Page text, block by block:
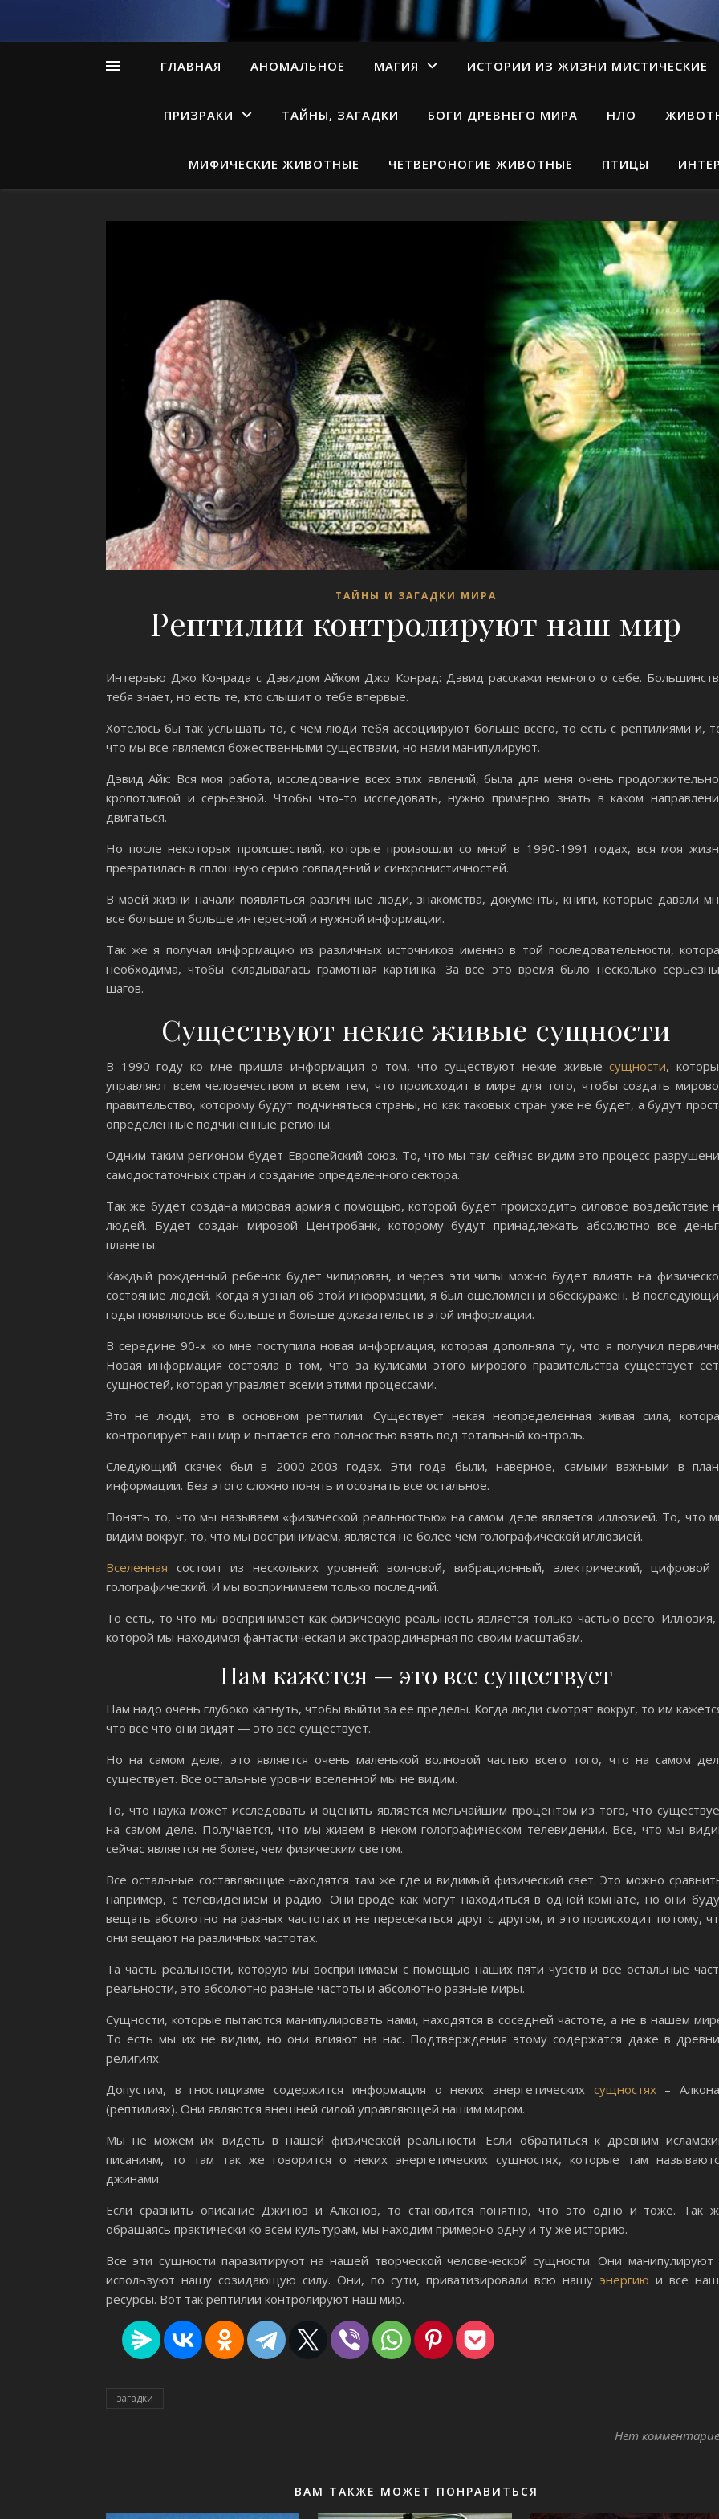
ГЛАВНАЯ АНОМАЛЬНОЕ МАГИЯ ИСТОРИИ ИЗ ЖИЗНИ МИСТИЧЕСКИЕ
ПРИЗРАКИ ТАЙНЫ, ЗАГАДКИ БОГИ ДРЕВНЕГО МИРА НЛО
МИФИЧЕСКИЕ ЖИВОТНЫЕ ЧЕТВЕРОНОГИЕ ЖИВОТНЫЕ ПТИЦЫ
ТАЙНЫ И ЗАГАДКИ МИРА
Рептилии контролируют наш мир
Интервью Джо Конрада с Дэвидом Айком Джо Конрад: Дэвид расскажи немного о себе.
тебя знает, но есть те, кто слышит о тебе впервые.
Хотелось бы так услышать то, с чем люди тебя ассоциируют больше всего, то есть с рептилиями и,
что мы все являемся божественными существами, но нами манипулируют.
Дэвид Айк: Вся моя работа, исследование всех этих явлений, была для меня очень
кропотливой и серьезной. Чтобы что-то исследовать, нужно примерно знать в каком
двигаться.
Но после некоторых происшествий, которые произошли со мной в 1990-1991 годах, вся моя
превратилась в сплошную серию совпадений и синхронистичностей.
В моей жизни начали появляться различные люди, знакомства, документы, книги, которые давали
все больше и больше интересной и нужной информации.
Так же я получал информацию из различных источников именно в той последовательности,
необходима, чтобы складывалась грамотная картинка. За все это время было несколько
шагов.
Существуют некие живые сущности
В 1990 году ко мне пришла информация о том, что существуют некие живыесущности,
управляют всем человечеством и всем тем, что происходит в мире для того, чтобы создать
правительство, которому будут подчиняться страны, но как таковых стран уже не будет, а будут
определенные подчиненные регионы.
Одним таким регионом будет Европейский союз. То, что мы там сейчас видим это процесс
самодостаточных стран и создание определенного сектора.
Так же будет создана мировая армия с помощью, которой будет происходить силовое воздействие
людей. Будет создан мировой Центробанк, которому будут принадлежать абсолютно все
планеты.
Каждый рожденный ребенок будет чипирован, и через эти чипы можно будет влиять на
состояние людей. Когда я узнал об этой информации, я был ошеломлен и обескуражен. В
годы появлялось все больше и больше доказательств этой информации.
В середине 90-х ко мне поступила новая информация, которая дополняла ту, что я получил
Новая информация состояла в том, что за кулисами этого мирового правительства существует
сущностей, которая управляет всеми этими процессами.
Это не люди, это в основном рептилии. Существует некая неопределенная живая сила,
контролирует наш мир и пытается его полностью взять под тотальный контроль.
Следующий скачек был в 2000-2003 годах. Эти года были, наверное, самыми важными в
информации. Без этого сложно понять и осознать все остальное.
Понять то, что мы называем «физической реальностью» на самом деле является иллюзией. То, что
видим вокруг, то, что мы воспринимаем, является не более чем голографической иллюзией.
Вселенная состоит из нескольких уровней: волновой, вибрационный, электрический, цифровой
голографический. И мы воспринимаем только последний.
То есть, то что мы воспринимает как физическую реальность является только частью всего. Иллюзия,
которой мы находимся фантастическая и экстраординарная по своим масштабам.
Нам кажется — это все существует
Нам надо очень глубоко капнуть, чтобы выйти за ее пределы. Когда люди смотрят вокруг, то им
что все что они видят — это все существует.
Но на самом деле, это является очень маленькой волновой частью всего того, что на самом
существует. Все остальные уровни вселенной мы не видим.
То, что наука может исследовать и оценить является мельчайшим процентом из того, что
на самом деле. Получается, что мы живем в неком голографическом телевидении. Все, что мы
сейчас является не более, чем физическим светом.
Все остальные составляющие находятся там же где и видимый физический свет. Это можно
например, с телевидением и радио. Они вроде как могут находиться в одной комнате, но они
вещать абсолютно на разных частотах и не пересекаться друг с другом, и это происходит потому,
они вещают на различных частотах.
Та часть реальности, которую мы воспринимаем с помощью наших пяти чувств и все остальные
реальности, это абсолютно разные частоты и абсолютно разные миры.
Сущности, которые пытаются манипулировать нами, находятся в соседней частоте, а не в нашем
То есть мы их не видим, но они влияют на нас. Подтверждения этому содержатся даже в
религиях.
Допустим, в гностицизме содержится информация о неких энергетических сущностях –
(рептилиях). Они являются внешней силой управляющей нашим миром.
Мы не можем их видеть в нашей физической реальности. Если обратиться к древним
писаниям, то там так же говорится о неких энергетических сущностях, которые там
джинами.
Если сравнить описание Джинов и Алконов, то становится понятно, что это одно и тоже. Так
обращаясь практически ко всем культурам, мы находим примерно одну и ту же историю.
Все эти сущности паразитируют на нашей творческой человеческой сущности. Они манипулируют
используют нашу созидающую силу. Они, по сути, приватизировали всю нашу энергию и все
ресурсы. Вот так рептилии контролируют наш мир.
загадки
Нет
ВАМ ТАКЖЕ МОЖЕТ ПОНРАВИТЬСЯ